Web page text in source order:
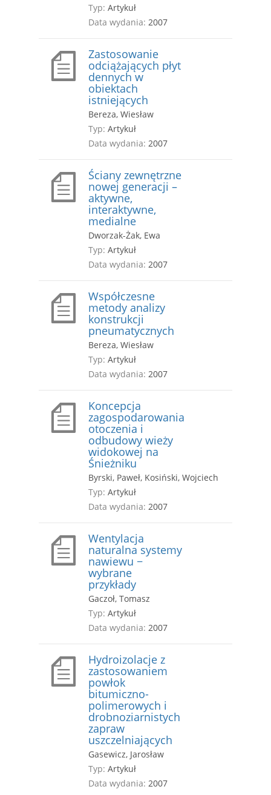
Typ: Artykuł
Data wydania: 2007
Zastosowanie
odciążających płyt
dennych w
obiektach
istniejących
Bereza, Wiesław
Typ: Artykuł
Data wydania: 2007
Ściany zewnętrzne
nowej generacji –
aktywne,
interaktywne,
medialne
Dworzak-Żak, Ewa
Typ: Artykuł
Data wydania: 2007
Współczesne
metody analizy
konstrukcji
pneumatycznych
Bereza, Wiesław
Typ: Artykuł
Data wydania: 2007
Koncepcja
zagospodarowania
otoczenia i
odbudowy wieży
widokowej na
Śnieżniku
Byrski, Paweł, Kosiński, Wojciech
Typ: Artykuł
Data wydania: 2007
Wentylacja
naturalna systemy
nawiewu −
wybrane
przykłady
Gaczoł, Tomasz
Typ: Artykuł
Data wydania: 2007
Hydroizolacje z
zastosowaniem
powłok
bitumiczno-
polimerowych i
drobnoziarnistych
zapraw
uszczelniających
Gasewicz, Jarosław
Typ: Artykuł
Data wydania: 2007